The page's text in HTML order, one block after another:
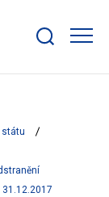
bar
státu